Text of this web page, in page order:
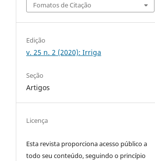
Fomatos de Citação
Edição
v. 25 n. 2 (2020): Irriga
Seção
Artigos
Licença
Esta revista proporciona acesso público a
todo seu conteúdo, seguindo o princípio